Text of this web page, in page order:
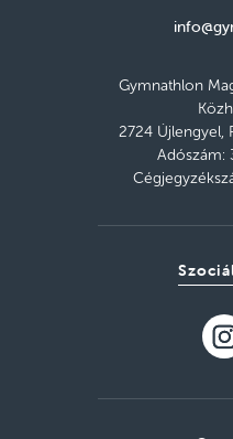
Kedd 17:00–18:00
Mező Ferenc
szabad helyek
Szegedi SzC Vedres
Gymnathlon
2724 Újlengyel,
Adószám: